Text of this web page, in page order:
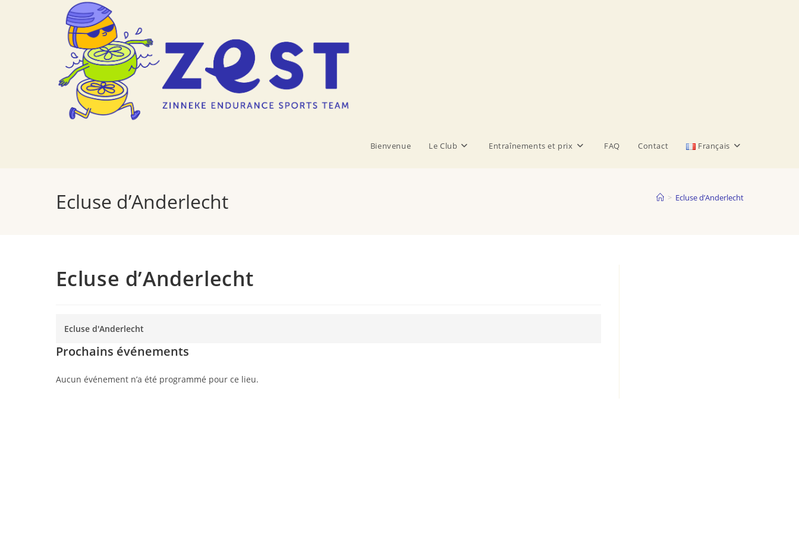
Bienvenue Le Club Entraînements et prix FAQ Contact Français
Ecluse d’Anderlecht > Ecluse d’Anderlecht
Ecluse d’Anderlecht
Ecluse d'Anderlecht
Prochains événements
Aucun événement n’a été programmé pour ce lieu.